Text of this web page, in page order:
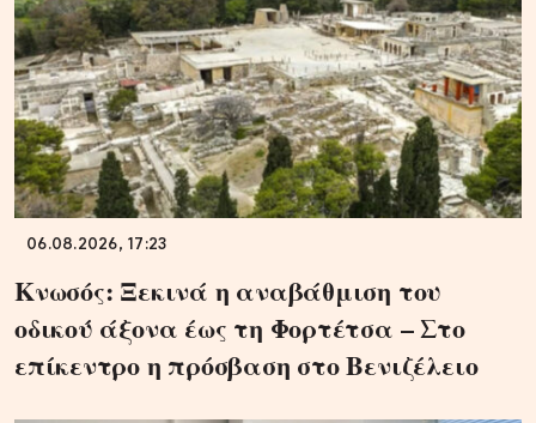
06.08.2026, 17:23
Κνωσός: Ξεκινά η αναβάθμιση του
οδικού άξονα έως τη Φορτέτσα – Στο
επίκεντρο η πρόσβαση στο Βενιζέλειο